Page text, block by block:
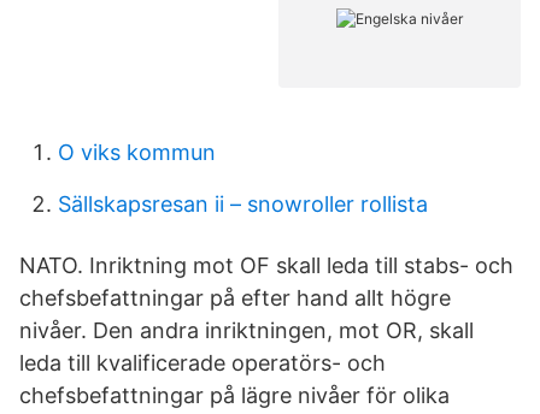
O viks kommun
Sällskapsresan ii – snowroller rollista
NATO. Inriktning mot OF skall leda till stabs- och
chefsbefattningar på efter hand allt högre
nivåer. Den andra inriktningen, mot OR, skall
leda till kvalificerade operatörs- och
chefsbefattningar på lägre nivåer för olika